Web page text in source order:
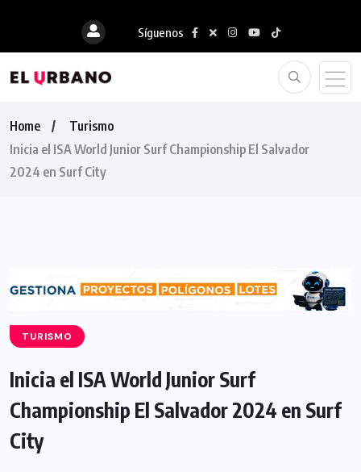
Síguenos
Home
Turismo
Inicia el ISA World Junior Surf Championship El Salvador
2024 en Surf City
TURISMO
Inicia el ISA World Junior Surf
Championship El Salvador 2024 en Surf
City